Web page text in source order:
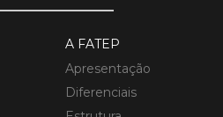
A FATEP
Apresentação
Diferenciais